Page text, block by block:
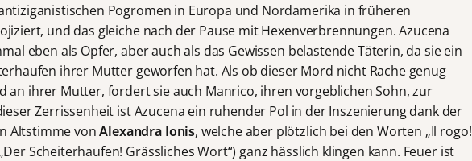
Pogromen in Europa und Nordamerika in früheren
und das gleiche nach der Pause mit Hexenverbrennungen. Azucena
eben als Opfer, aber auch als das Gewissen belastende Täterin, da sie ein
ihrer Mutter geworfen hat. Als ob dieser Mord nicht Rache genug
an ihrer Mutter, fordert sie auch Manrico, ihren vorgeblichen Sohn, zur
Zerrissenheit ist Azucena ein ruhender Pol in der Inszenierung dank der
Altstimme vonAlexandra Ionis, welche aber plötzlich bei den Worten „Il rogo!
Scheiterhaufen! Grässliches Wort“) ganz hässlich klingen kann. Feuer ist